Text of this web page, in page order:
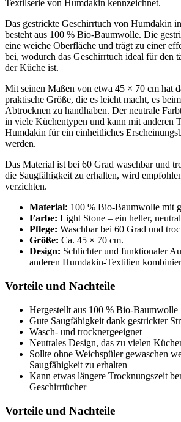
Textilserie von Humdakin kennzeichnet.
Das gestrickte Geschirrtuch von Humdakin
besteht aus 100 % Bio-Baumwolle. Die
eine weiche Oberfläche und trägt zu einer
bei, wodurch das Geschirrtuch ideal für den
der Küche ist.
Mit seinen Maßen von etwa 45 × 70 cm hat
praktische Größe, die es leicht macht, es
Abtrocknen zu handhaben. Der neutrale
in viele Küchentypen und kann mit anderen
Humdakin für ein einheitliches
werden.
Das Material ist bei 60 Grad waschbar und
die Saugfähigkeit zu erhalten, wird
verzichten.
Material: 100 % Bio-Baumwolle mit
Farbe: Light Stone – ein heller,
Pflege: Waschbar bei 60 Grad und
Größe: Ca. 45 × 70 cm.
Design: Schlichter und funktionaler
anderen Humdakin-Textilien
Vorteile und Nachteile
Hergestellt aus 100 % Bio-Baumwolle
Gute Saugfähigkeit dank gestrickter
Wasch- und trocknergeeignet
Neutrales Design, das zu vielen
Sollte ohne Weichspüler gewaschen
Saugfähigkeit zu erhalten
Kann etwas längere Trocknungszeit
Geschirrtücher
Vorteile und Nachteile